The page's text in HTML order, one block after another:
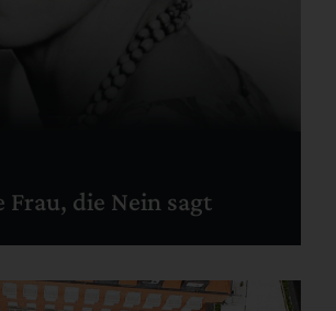
Frau, die Nein sagt